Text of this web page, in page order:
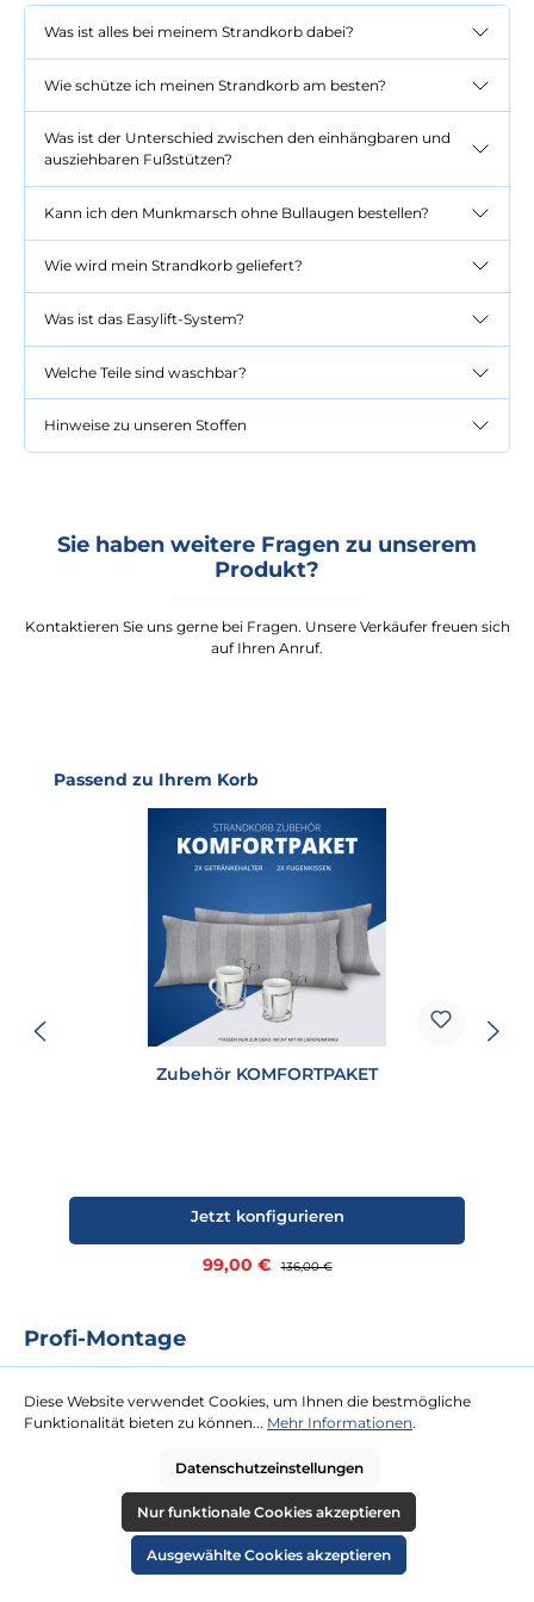
Was ist alles bei meinem Strandkorb dabei?
Wie schütze ich meinen Strandkorb am besten?
Was ist der Unterschied zwischen den einhängbaren und
ausziehbaren Fußstützen?
Kann ich den Munkmarsch ohne Bullaugen bestellen?
Wie wird mein Strandkorb geliefert?
Was ist das Easylift-System?
Welche Teile sind waschbar?
Hinweise zu unseren Stoffen
Sie haben weitere Fragen zu unserem
Produkt?
Kontaktieren Sie uns gerne bei Fragen. Unsere Verkäufer freuen sich
auf Ihren Anruf.
Produktgalerie überspringen
Passend zu Ihrem Korb
Zubehör KOMFORTPAKET
Verkaufspreis:
99,00 € Regulärer Preis:
136,00 €
Jetzt konfigurieren
Profi-Montage
kaum eine Dachterrasse zu hoch oder Tür zu schmal. Gegen eine
Festpauschale kommen zwei Tischler zu Ihnen und platzieren Ihren
mehr erfahren
Diese Website verwendet Cookies, um Ihnen die bestmögliche
Funktionalität bieten zu können... Mehr Informationen.
Datenschutzeinstellungen
Nur funktionale Cookies akzeptieren
Ausgewählte Cookies akzeptieren